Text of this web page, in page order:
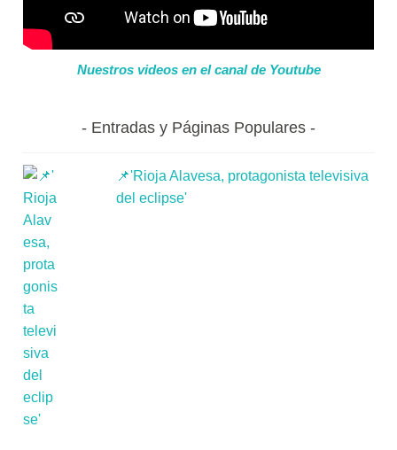
Nuestros videos en el canal de Youtube
Entradas y Páginas Populares
📌'Rioja Alavesa, protagonista televisiva
del eclipse'